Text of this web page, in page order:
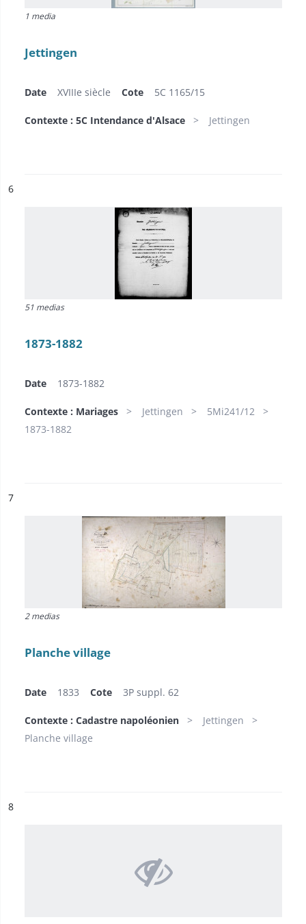
1 media
Jettingen
Date XVIIIe siècle Cote 5C 1165/15
Contexte : 5C Intendance d'Alsace Jettingen
n°
6
51 medias
1873-1882
Date 1873-1882
Contexte : Mariages Jettingen
5Mi241/12
1873-1882
n°
7
2 medias
Planche village
Date 1833 Cote 3P suppl. 62
Contexte : Cadastre napoléonien
Jettingen
Planche village
n°
8